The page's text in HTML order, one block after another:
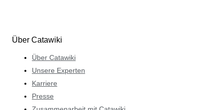
Über Catawiki
Über Catawiki
Unsere Experten
Karriere
Presse